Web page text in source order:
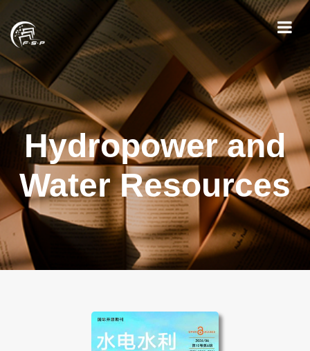
Hydropower and
Water Resources